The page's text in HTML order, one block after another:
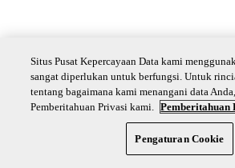
Situs Pusat Kepercayaan Data kami
sangat diperlukan untuk berfungsi. Untuk
tentang bagaimana kami menangani data
Pemberitahuan Privasi kami. Pemberitahuan
Pengaturan Cookie